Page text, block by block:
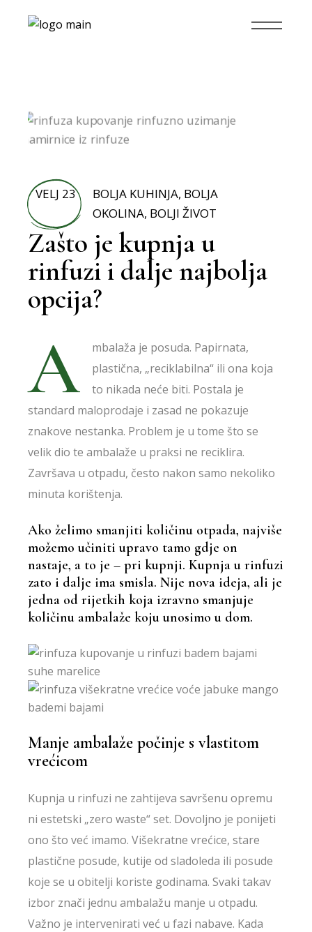
VELJ 23 BOLJA KUHINJA, BOLJA
OKOLINA, BOLJI ŽIVOT
Zašto je kupnja u
rinfuzi i dalje najbolja
opcija?
A
mbalaža je posuda. Papirnata,
plastična, „reciklabilna“ ili ona koja
to nikada neće biti. Postala je
standard maloprodaje i zasad ne pokazuje
znakove nestanka. Problem je u tome što se
velik dio te ambalaže u praksi ne reciklira.
Završava u otpadu, često nakon samo nekoliko
minuta korištenja.
Ako želimo smanjiti količinu otpada, najviše
možemo učiniti upravo tamo gdje on
nastaje, a to je – pri kupnji. Kupnja u rinfuzi
zato i dalje ima smisla. Nije nova ideja, ali je
jedna od rijetkih koja izravno smanjuje
količinu ambalaže koju unosimo u dom.
Manje ambalaže počinje s vlastitom
vrećicom
Kupnja u rinfuzi ne zahtijeva savršenu opremu
ni estetski „zero waste“ set. Dovoljno je ponijeti
ono što već imamo. Višekratne vrećice, stare
plastične posude, kutije od sladoleda ili posude
koje se u obitelji koriste godinama. Svaki takav
izbor znači jednu ambalažu manje u otpadu.
Važno je intervenirati već u fazi nabave. Kada